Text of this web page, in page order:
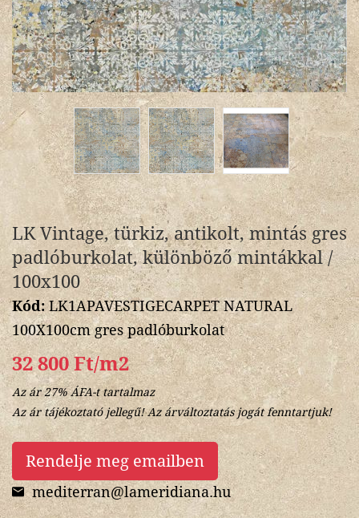
LK Vintage, türkiz, antikolt, mintás gres
padlóburkolat, különböző mintákkal /
100x100
Kód:LK1APAVESTIGECARPET NATURAL
100X100cm gres padlóburkolat
32 800 Ft/m2
Az ár 27% ÁFA-t tartalmaz
Az ár tájékoztató jellegű! Az árváltoztatás jogát fenntartjuk!
Rendelje meg emailben
mediterran@lameridiana.hu